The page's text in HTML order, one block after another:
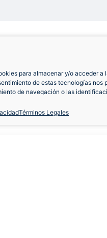
para almacenar y/o acceder a
de estas tecnologías nos
de navegación o las
y funciones.
Términos Legales